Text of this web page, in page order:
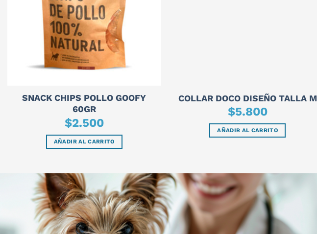
SNACK CHIPS POLLO GOOFY
60GR
$2.500
AÑADIR AL CARRITO
COLLAR DOCO DISEÑO TALLA M
$5.800
AÑADIR AL CARRITO